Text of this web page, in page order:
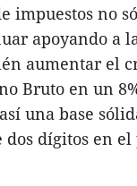
impuestos no
apoyando a
aumentar el
Bruto en un
una base
dígitos en el